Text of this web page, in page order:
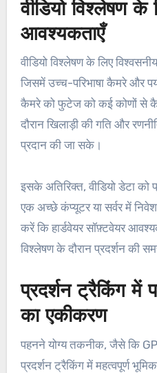
वीडियो विश्लेषण के
आवश्यकताएँ
वीडियो विश्लेषण के लिए
जिसमें उच्च-परिभाषा कैमरे और
कैमरे को फुटेज को कई कोणों से
दौरान खिलाड़ी की गति और
प्रदान की जा सके।
इसके अतिरिक्त, वीडियो डेटा
एक अच्छे कंप्यूटर या सर्वर में
करें कि हार्डवेयर सॉफ़्टवेयर
विश्लेषण के दौरान प्रदर्शन की
प्रदर्शन ट्रैकिंग में
का एकीकरण
पहनने योग्य तकनीक, जैसे कि
प्रदर्शन ट्रैकिंग में महत्वपूर्ण